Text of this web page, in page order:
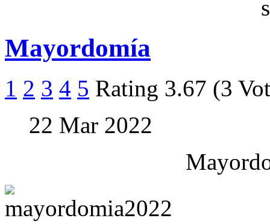
Mayordomía
1 2 3 4 5 Rating 3.67 (3
22 Mar 2022